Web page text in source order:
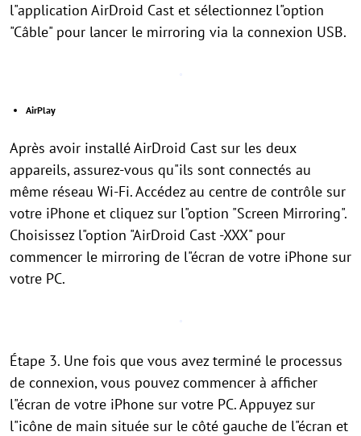
l"application AirDroid Cast et sélectionnez l"option
"Câble" pour lancer le mirroring via la connexion USB.
AirPlay
Après avoir installé AirDroid Cast sur les deux
appareils, assurez-vous qu"ils sont connectés au
même réseau Wi-Fi. Accédez au centre de contrôle sur
votre iPhone et cliquez sur l"option "Screen Mirroring".
Choisissez l"option "AirDroid Cast -XXX" pour
commencer le mirroring de l"écran de votre iPhone sur
votre PC.
Étape 3. Une fois que vous avez terminé le processus
de connexion, vous pouvez commencer à afficher
l"écran de votre iPhone sur votre PC. Appuyez sur
l"icône de main située sur le côté gauche de l"écran et